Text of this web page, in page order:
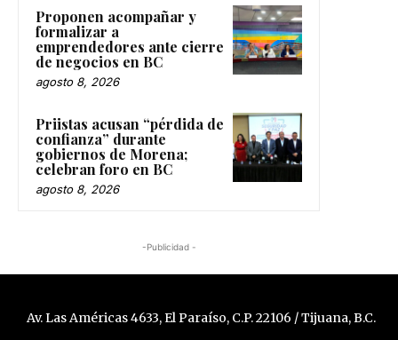
Proponen acompañar y
formalizar a
emprendedores ante cierre
de negocios en BC
agosto 8, 2026
Priistas acusan “pérdida de
confianza” durante
gobiernos de Morena;
celebran foro en BC
agosto 8, 2026
-Publicidad -
Av. Las Américas 4633, El Paraíso, C.P. 22106 / Tijuana, B.C.